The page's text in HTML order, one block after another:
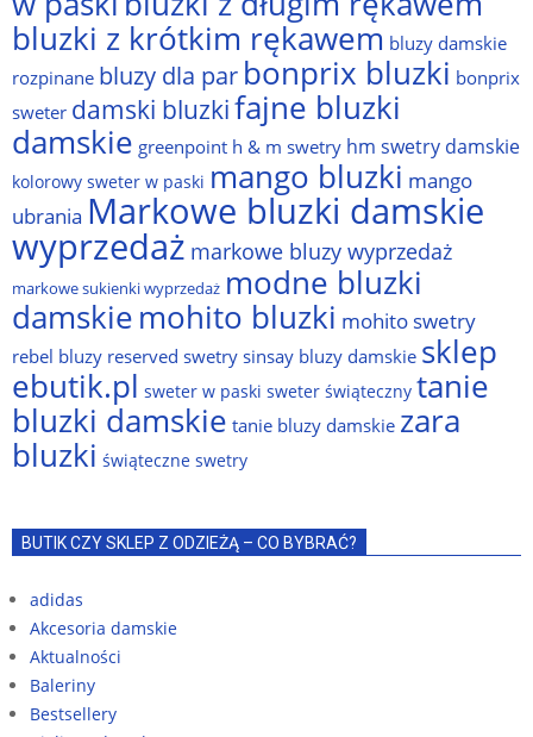
bluzki z krótkim rękawem bluzy damskie
rozpinane bluzy dla par bonprix bluzki bonprix
sweter damski bluzkifajne bluzki
damskie greenpoint h & m swetry hm swetry damskie
kolorowy sweter w paski mango bluzki mango
ubrania Markowe bluzki damskie
wyprzedaż markowe bluzy wyprzedaż
markowe sukienki wyprzedaż modne bluzki
damskiemohito bluzki mohito swetry
rebel bluzy reserved swetrysinsay bluzy damskie sklep
ebutik.pl sweter w paski sweter świąteczny tanie
bluzki damskie tanie bluzy damskie zara
bluzki świąteczne swetry
BUTIK CZY SKLEP Z ODZIEŻĄ – CO BYBRAĆ?
adidas
Akcesoria damskie
Aktualności
Baleriny
Bestsellery